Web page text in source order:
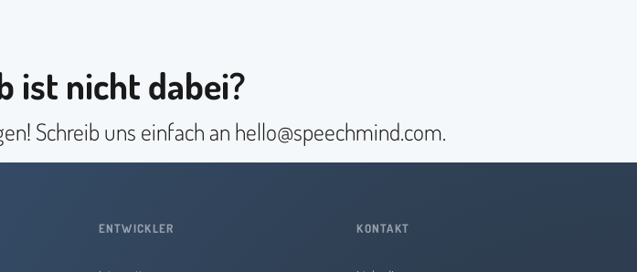
ist nicht dabei?
Schreib uns einfach an hello@speechmind.com.
ENTWICKLER KONTAKT